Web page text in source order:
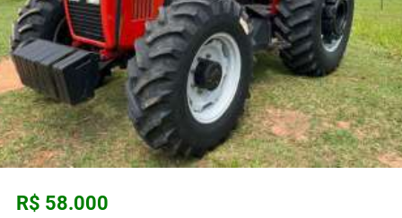
R$ 58.000